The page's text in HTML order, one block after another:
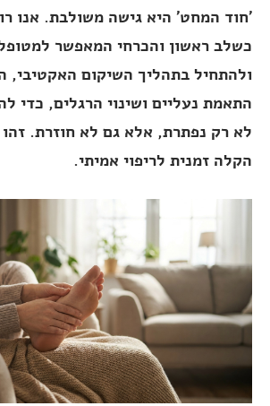
'חוד המחט' היא גישה משולבת. אנו
כשלב ראשון והכרחי המאפשר
ולהתחיל בתהליך השיקום האקטיבי,
התאמת נעליים ושינוי הרגלים, כדי
לא רק נפתרת, אלא גם לא חוזרת. זהו
הקלה זמנית לריפוי אמיתי.